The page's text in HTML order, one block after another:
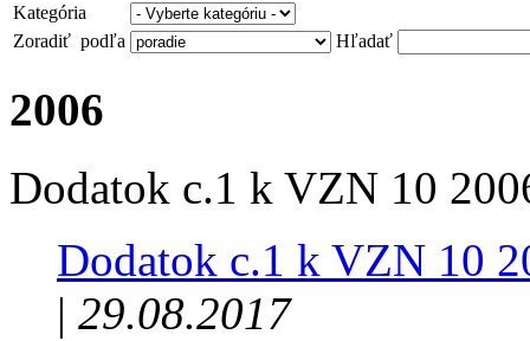
Kategória
Zoradiť podľa
Hľadať
2006
Dodatok c.1 k VZN 10
Dodatok c.1 k VZN 10
| 29.08.2017